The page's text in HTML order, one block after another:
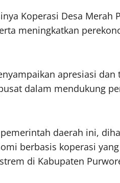
Koperasi Desa Merah
meningkatkan
apresiasi
dalam mendukung
daerah ini,
berbasis koperasi
di Kabupaten